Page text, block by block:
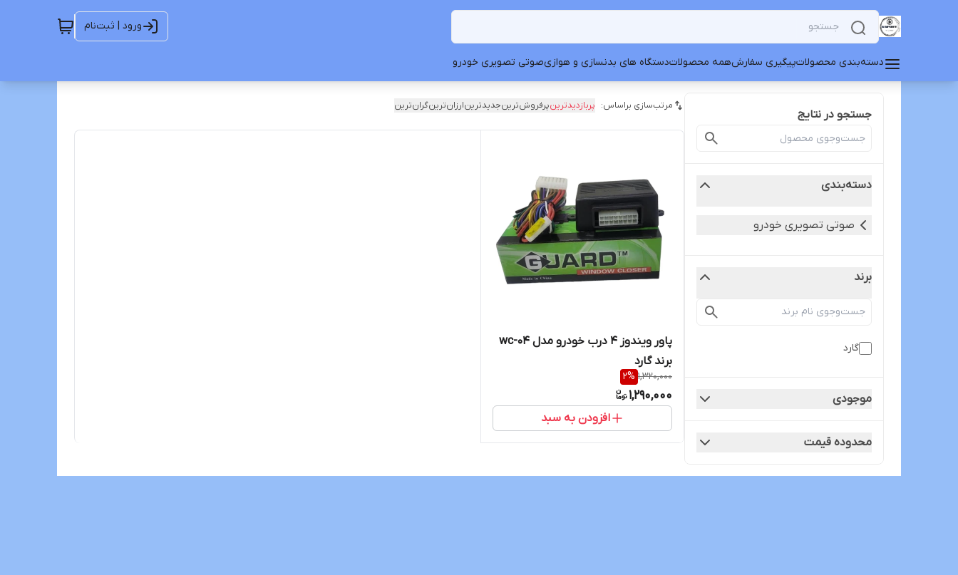
ورود | ثبت‌نام
دسته‌بندی محصولاتپیگیری سفارشهمه محصولاتدستگاه های بدنسازی و هوازیصوتی تصویری خودرو
جستجو در نتایج
دسته‌بندی
صوتی تصویری خودرو
برند
گارد
موجودی
محدوده قیمت
مرتب‌سازی براساس: پربازدیدترینپرفروش‌ترینجدیدترینارزان‌ترینگران‌ترین
پاور ویندوز ۴ درب خودرو مدل wc-04
برند گارد
1,320,000
2%
1,290,000
افزودن به سبد